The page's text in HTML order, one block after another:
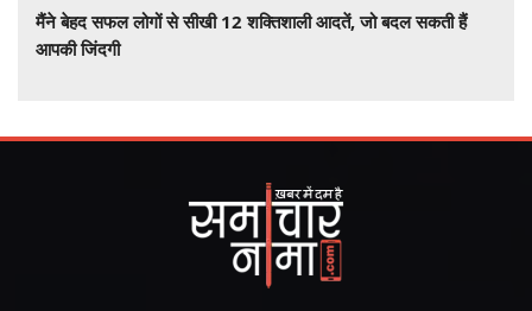
मैंने बेहद सफल लोगों से सीखी 12 शक्तिशाली आदतें, जो बदल सकती हैं
आपकी जिंदगी